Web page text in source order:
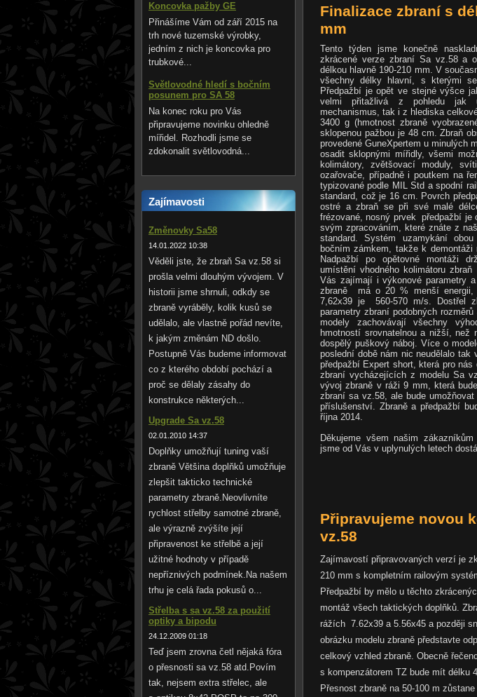
Koncovka pažby GE
Přinášíme Vám od září 2015 na
trh nové tuzemské výrobky,
jedním z nich je koncovka pro
trubkové...
Světlovodné hledí s bočním
posunem pro SA 58
Na konec roku pro Vás
připravujeme novinku ohledně
mířidel. Rozhodli jsme se
zdokonalit světlovodná...
Zajímavosti
Změnovky Sa58
14.01.2022 10:38
Věděli jste, že zbraň Sa vz.58 si
prošla velmi dlouhým vývojem. V
historii jsme shrnuli, odkdy se
zbraně vyráběly, kolik kusů se
udělalo, ale vlastně pořád nevíte,
k jakým změnám ND došlo.
Postupně Vás budeme informovat
co z kterého období pochází a
proč se dělaly zásahy do
konstrukce některých...
Upgrade Sa vz.58
02.01.2010 14:37
Doplňky umožňují tuning vaší
zbraně Většina doplňků umožňuje
zlepšit takticko technické
parametry zbraně.Neovlivníte
rychlost střelby samotné zbraně,
ale výrazně zvýšíte její
připravenost ke střelbě a její
užitné hodnoty v případě
nepříznivých podmínek.Na našem
trhu je celá řada pokusů o...
Střelba s sa vz.58 za použití
optiky a bipodu
24.12.2009 01:18
Teď jsem zrovna četl nějaká fóra
o přesnosti sa vz.58 atd.Povím
tak, nejsem extra střelec, ale
Finalizace zbraní s
mm
Tento týden jsme konečně
zkrácené verze zbraní Sa vz.58 a
délkou hlavně 190-210 mm. V
všechny délky hlavní, s kterými
Předpažbí je opět ve stejné výšce
velmi přitažlivá z pohledu jak
mechanismus, tak i z hlediska
3400 g (hmotnost zbraně
sklopenou pažbou je 48 cm. Zbraň
provedené GuneXpertem u minulých
osadit sklopnými mířidly, všemi
kolimátory, zvětšovací moduly,
ozařovače, případně i poutkem na
typizované podle MIL Std a spodní
standard, což je 16 cm. Povrch
ostré a zbraň se při své malé
frézované, nosný prvek předpažbí je
svým zpracováním, které znáte z
standard. Systém uzamykání
bočním zámkem, takže k
Nadpažbí po opětovné montáži
umístění vhodného kolimátoru
Vás zajímají i výkonové parametry
zbraně má o 20 % menší energii,
7,62x39 je 560-570 m/s. Dostřel
parametry zbraní podobných
modely zachovávají všechny
hmotností srovnatelnou a nižší, než
dospělý puškový náboj. Více o
poslední době nám nic neudělalo tak
předpažbí Expert short, která pro
zbraní vycházejících z modelu Sa
vývoj zbraně v ráži 9 mm, která
zbraní sa vz.58, ale bude
příslušenství. Zbraně a předpažbí
října 2014.
Děkujeme všem našim
jsme od Vás v uplynulých letech
Připravujeme novou
vz.58
Zajímavostí připravovaných verzí je
210 mm s kompletním railovým
Předpažbí by mělo u těchto
montáž všech taktických doplňků.
rážích 7.62x39 a 5.56x45 a později
obrázku modelu zbraně představte
celkový vzhled zbraně. Obecně
s kompenzátorem TZ bude mít délku
Přesnost zbraně na 50-100 m